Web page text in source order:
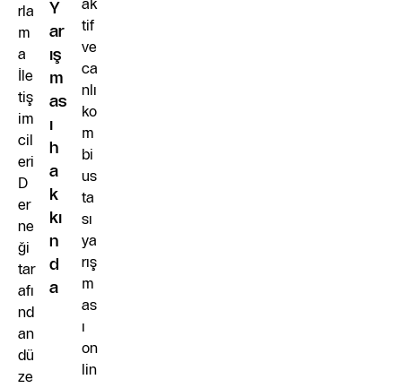
rla
m
a
İle
tiş
im
cil
eri
D
er
ne
ği
tar
afı
nd
an
dü
ze
Y
ar
ış
m
as
ı
h
a
k
kı
n
d
a
ak
tif
ve
ca
nlı
ko
m
bi
us
ta
sı
ya
rış
m
as
ı
on
lin